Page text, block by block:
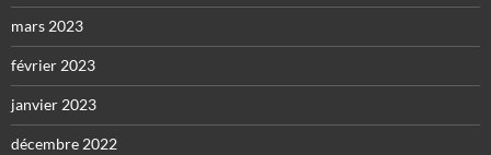
mars 2023
février 2023
janvier 2023
décembre 2022